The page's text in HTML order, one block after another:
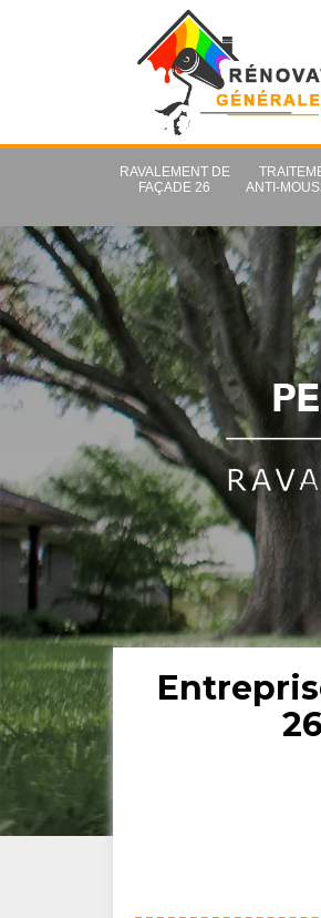
RAVALEMENT DE
FAÇADE 26
ANTI-